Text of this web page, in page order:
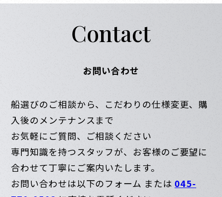
Contact
お問い合わせ
船選びのご相談から、こだわりの仕様変更、購
入後のメンテナンスまで
お気軽にご質問、ご相談ください
専門知識を持つスタッフが、お客様のご要望に
合わせて丁寧にご案内いたします。
お問い合わせは以下のフォーム または 045-